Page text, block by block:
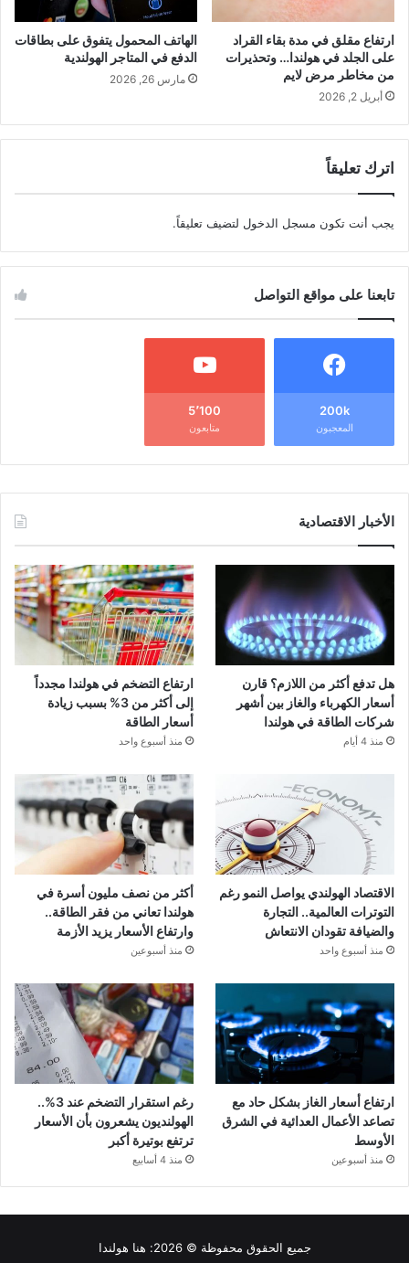
ارتفاع مقلق في مدة بقاء القراد
على الجلد في هولندا… وتحذيرات
من مخاطر مرض لايم
أبريل 2, 2026
الهاتف المحمول يتفوق على بطاقات
الدفع في المتاجر الهولندية
مارس 26, 2026
اترك تعليقاً
يجب أنت تكون مسجل الدخول لتضيف تعليقاً.
تابعنا على مواقع التواصل
200k
المعجبون
5٬100
متابعون
الأخبار الاقتصادية
هل تدفع أكثر من اللازم؟ قارن
أسعار الكهرباء والغاز بين أشهر
شركات الطاقة في هولندا
منذ 4 أيام
ارتفاع التضخم في هولندا مجدداً
إلى أكثر من 3% بسبب زيادة
أسعار الطاقة
منذ أسبوع واحد
الاقتصاد الهولندي يواصل النمو رغم
التوترات العالمية.. التجارة
والضيافة تقودان الانتعاش
منذ أسبوع واحد
أكثر من نصف مليون أسرة في
هولندا تعاني من فقر الطاقة..
وارتفاع الأسعار يزيد الأزمة
منذ أسبوعين
ارتفاع أسعار الغاز بشكل حاد مع
تصاعد الأعمال العدائية في الشرق
الأوسط
منذ أسبوعين
رغم استقرار التضخم عند 3%..
الهولنديون يشعرون بأن الأسعار
ترتفع بوتيرة أكبر
منذ 4 أسابيع
جميع الحقوق محفوظة © 2026: هنا هولندا